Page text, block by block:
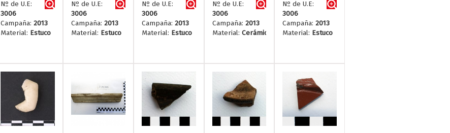
Nº de U.E:
3006
Campaña: 2013
Material: Estuco
Nº de U.E:
3006
Campaña: 2013
Material: Estuco
Nº de U.E:
3006
Campaña: 2013
Material: Estuco
Nº de U.E:
3006
Campaña: 2013
Material: Cerámica
Nº de U.E:
3006
Campaña:2013
Material: Estuco